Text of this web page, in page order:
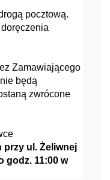
pocztową.
Zamawiającego
będą
zwrócone
przy ul. Żeliwnej
godz. 11:00 w